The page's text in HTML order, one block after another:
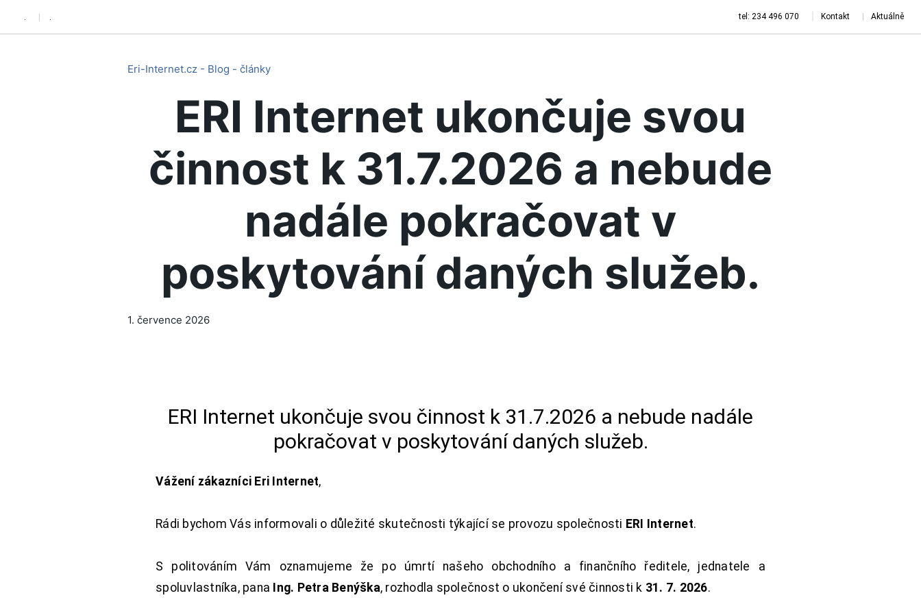
. . tel: 234 496 070 Kontakt Aktuálně
Eri-Internet.cz - Blog - články
ERI Internet ukončuje svou
činnost k 31.7.2026 a nebude
nadále pokračovat v
poskytování daných služeb.
1. července 2026
ERI Internet ukončuje svou činnost k 31.7.2026 a nebude nadále
pokračovat v poskytování daných služeb.
Vážení zákazníci Eri Internet,
Rádi bychom Vás informovali o důležité skutečnosti týkající se provozu společnosti ERI Internet.
S politováním Vám oznamujeme že po úmrtí našeho obchodního a finančního ředitele, jednatele a
spoluvlastníka, pana Ing. Petra Benýška, rozhodla společnost o ukončení své činnosti k 31. 7. 2026.